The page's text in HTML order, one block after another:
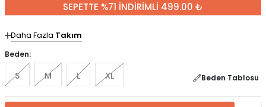
SEPETTE %71 İNDİRİMLİ 499.00 ₺
Daha Fazla Takım
Beden:
S M L XL Beden Tablosu